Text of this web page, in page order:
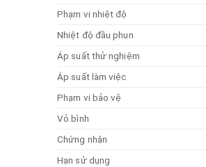
Phạm vi nhiệt độ
Nhiệt độ đầu phun
Áp suất thử nghiệm
Áp suất làm việc
Phạm vi bảo vệ
Vỏ bình
Chứng nhận
Hạn sử dụng